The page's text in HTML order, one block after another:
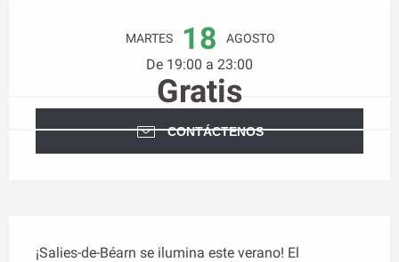
MARTES 18 AGOSTO
De 19:00 a 23:00
Gratis
CONTÁCTENOS
¡Salies-de-Béarn se ilumina este verano! El